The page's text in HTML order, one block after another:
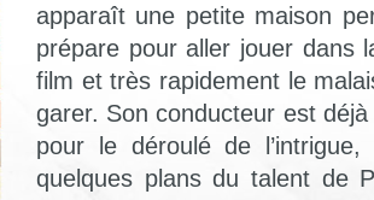
apparaît une petite maison
prépare pour aller jouer dans
film et très rapidement le
garer. Son conducteur est
pour le déroulé de
quelques plans du talent de